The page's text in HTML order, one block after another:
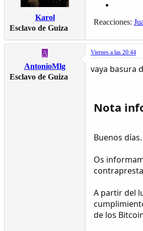
Karol
Esclavo de Guiza
Reacciones:
A
AntonioMlg
Esclavo de Guiza
Viernes a las 20:44
vaya basura
Nota
Buenos días.
Os
A partir del
de los